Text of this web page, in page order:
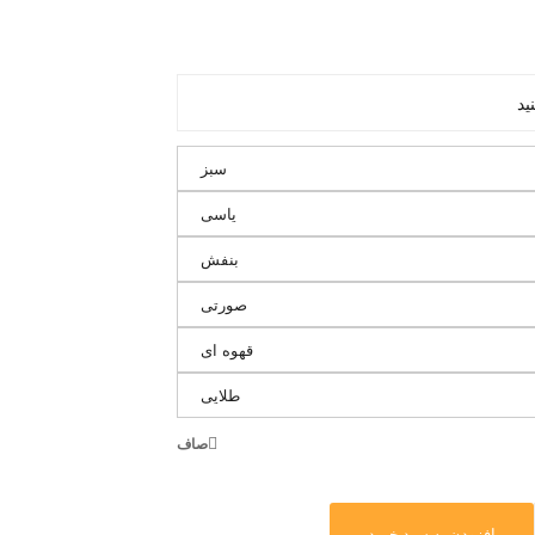
سبز
یاسی
بنفش
صورتی
قهوه ای
طلایی
صاف